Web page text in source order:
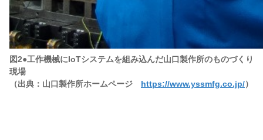
図2●工作機械にIoTシステムを組み込んだ山口製作所のものづくり
現場
（出典：山口製作所ホームページ https://www.yssmfg.co.jp/）